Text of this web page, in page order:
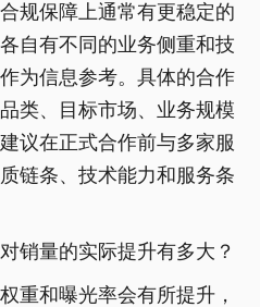
规保障上通常有更稳定的
自有不同的业务侧重和技
为信息参考。具体的合作
类、目标市场、业务规模
议在正式合作前与多家服
链条、技术能力和服务条
销量的实际提升有多大？
重和曝光率会有所提升，